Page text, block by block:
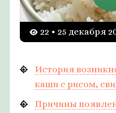
22 • 25 декабря
История
каши с рисом,
Причины